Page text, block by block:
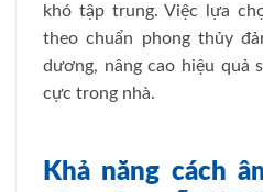
khó tập trung. Việc lựa
theo chuẩn phong thủy
dương, nâng cao hiệu quả
cực trong nhà.
Khả năng cách